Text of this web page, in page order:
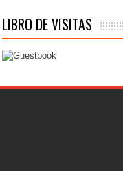
LIBRO DE VISITAS